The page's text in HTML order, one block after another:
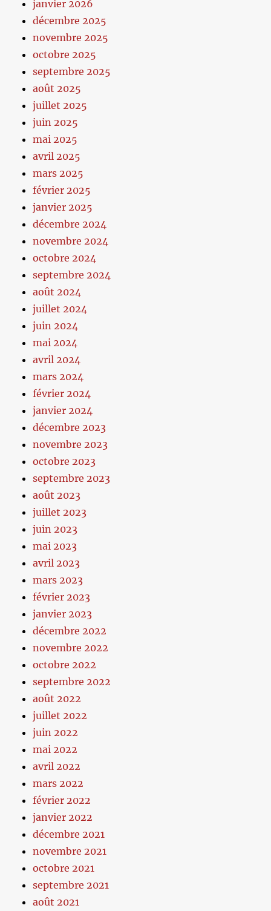
janvier 2026
décembre 2025
novembre 2025
octobre 2025
septembre 2025
août 2025
juillet 2025
juin 2025
mai 2025
avril 2025
mars 2025
février 2025
janvier 2025
décembre 2024
novembre 2024
octobre 2024
septembre 2024
août 2024
juillet 2024
juin 2024
mai 2024
avril 2024
mars 2024
février 2024
janvier 2024
décembre 2023
novembre 2023
octobre 2023
septembre 2023
août 2023
juillet 2023
juin 2023
mai 2023
avril 2023
mars 2023
février 2023
janvier 2023
décembre 2022
novembre 2022
octobre 2022
septembre 2022
août 2022
juillet 2022
juin 2022
mai 2022
avril 2022
mars 2022
février 2022
janvier 2022
décembre 2021
novembre 2021
octobre 2021
septembre 2021
août 2021